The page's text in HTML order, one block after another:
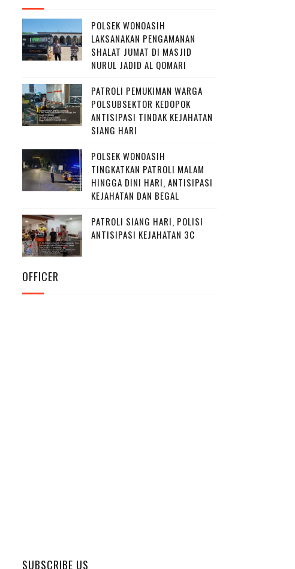
POLSEK WONOASIH
LAKSANAKAN PENGAMANAN
SHALAT JUMAT DI MASJID
NURUL JADID AL QOMARI
PATROLI PEMUKIMAN WARGA
POLSUBSEKTOR KEDOPOK
ANTISIPASI TINDAK KEJAHATAN
SIANG HARI
POLSEK WONOASIH
TINGKATKAN PATROLI MALAM
HINGGA DINI HARI, ANTISIPASI
KEJAHATAN DAN BEGAL
PATROLI SIANG HARI, POLISI
ANTISIPASI KEJAHATAN 3C
OFFICER
SUBSCRIBE US